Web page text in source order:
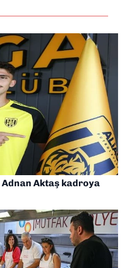
Adnan Aktaş kadroya